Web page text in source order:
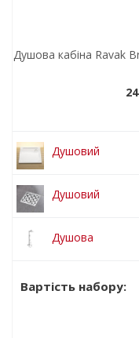
Душова кабіна Ravak
Душовий
Perseus Pro
Душовий
SN 501
Душова
093.00/150
Вартість набору: